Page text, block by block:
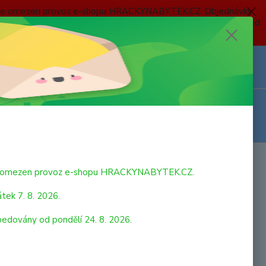
provoz e-shopu HRACKYNABYTEK.CZ. Objednávky
2026 do neděle 23. 8. 2026 budou postupně expedovány od
puzzle děti Hračka obsahuje magnetickou tabuli,
provoz e-shopu HRACKYNABYTEK.CZ.
7. 8. 2026.
od pondělí 24. 8. 2026.